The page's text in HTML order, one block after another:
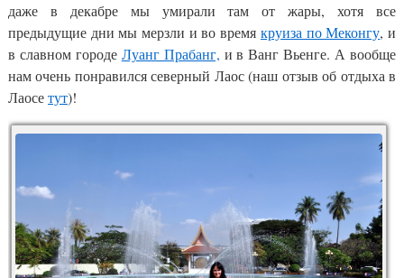
даже в декабре мы умирали там от жары, хотя все
предыдущие дни мы мерзли и во время круиза по Меконгу, и
в славном городе Луанг Прабанг, и в Ванг Вьенге. А вообще
нам очень понравился северный Лаос (наш отзыв об отдыха в
Лаосетут)!